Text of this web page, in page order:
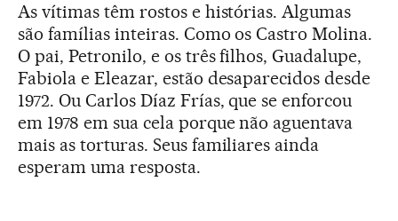
As vítimas têm rostos e histórias. Algumas
são famílias inteiras. Como os Castro Molina.
O pai, Petronilo, e os três filhos, Guadalupe,
Fabiola e Eleazar, estão desaparecidos desde
1972. Ou Carlos Díaz Frías, que se enforcou
em 1978 em sua cela porque não aguentava
mais as torturas. Seus familiares ainda
esperam uma resposta.